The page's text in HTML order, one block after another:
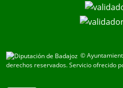
©
derechos reservados.Servicio ofrecido